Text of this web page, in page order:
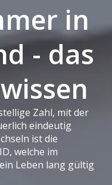
in
- das
Zahl, mit der
eindeutig
ist die
welche im
Leben lang gültig